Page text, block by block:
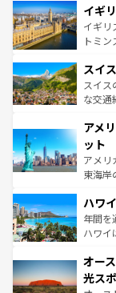
香り高
らに
も豊か
を参照
顔を持
ルリン
して
は、お酒
ドイツ
イギ
イギリ
トミ
リアご
ティ
戦など
ンツ一
スイス
スイ
な交通
の建物
博物館
ことが
者向け
着のス
アメ
ット
アメリ
東海岸
のよう
ンメン
西部に
部のニ
文化が
しみな
ハワイ
年間を
ハワイ
ワイ島
島だが
おすす
オー
光ス